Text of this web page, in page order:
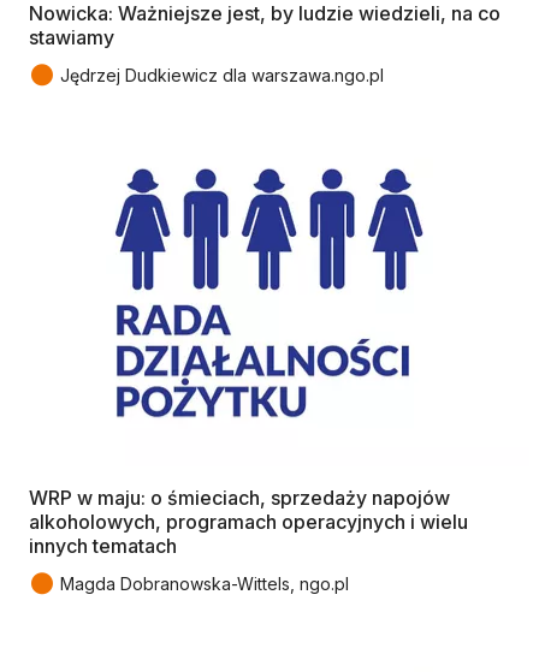
Nowicka: Ważniejsze jest, by ludzie wiedzieli, na co
stawiamy
● Jędrzej Dudkiewicz dla warszawa.ngo.pl
WRP w maju: o śmieciach, sprzedaży napojów
alkoholowych, programach operacyjnych i wielu
innych tematach
● Magda Dobranowska-Wittels, ngo.pl